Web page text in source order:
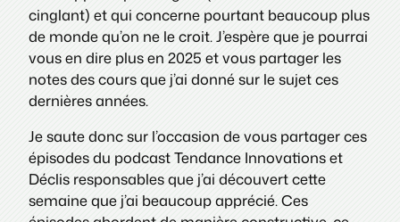
cinglant) et qui concerne pourtant beaucoup plus
de monde qu’on ne le croit. J’espère que je pourrai
vous en dire plus en 2025 et vous partager les
notes des cours que j’ai donné sur le sujet ces
dernières années.
Je saute donc sur l’occasion de vous partager ces
épisodes du podcast Tendance Innovations et
Déclis responsables que j’ai découvert cette
semaine que j’ai beaucoup apprécié. Ces